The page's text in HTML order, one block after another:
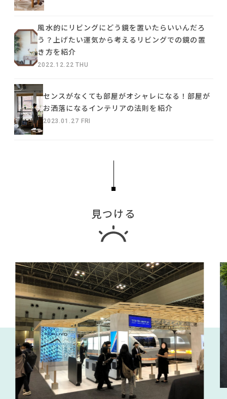
風水的にリビングにどう鏡を置いたらいいんだろ
う？上げたい運気から考えるリビングでの鏡の置
き方を紹介
2022.12.22 THU
センスがなくても部屋がオシャレになる！部屋が
お洒落になるインテリアの法則を紹介
2023.01.27 FRI
見つける